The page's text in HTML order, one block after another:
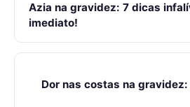
Azia na gravidez: 7 dicas
imediato!
Dor nas costas na